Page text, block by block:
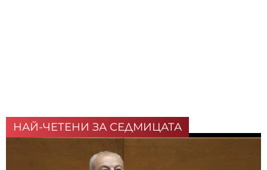
НАЙ-ЧЕТЕНИ ЗА СЕДМИЦАТА